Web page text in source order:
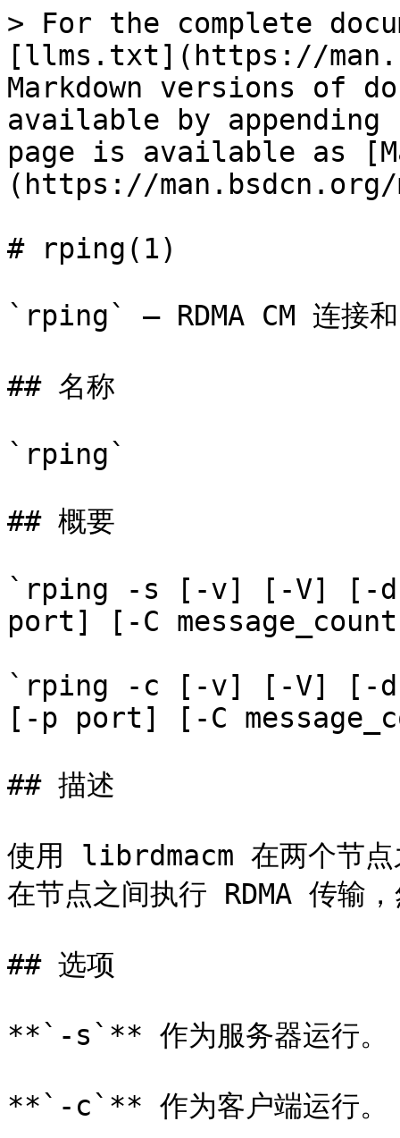
> For the complete
[llms.txt](https://
Markdown versions of
available by
page is available as
(https://
# rping(1)
`rping` — RDMA CM 连接
## 名称
`rping`
## 概要
`rping -s [-v] [-V] [-
port] [-C
`rping -c [-v] [-V] [-
[-p port] [-C
## 描述
使用 librdmacm 在两个节点
在节点之间执行 RDMA 传输
## 选项
**`-s`** 作为服务器运行。
**`-c`** 作为客户端运行。